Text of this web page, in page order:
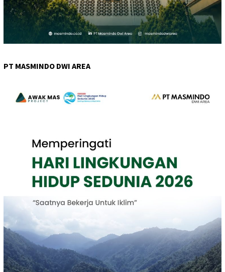
PT MASMINDO DWI AREA